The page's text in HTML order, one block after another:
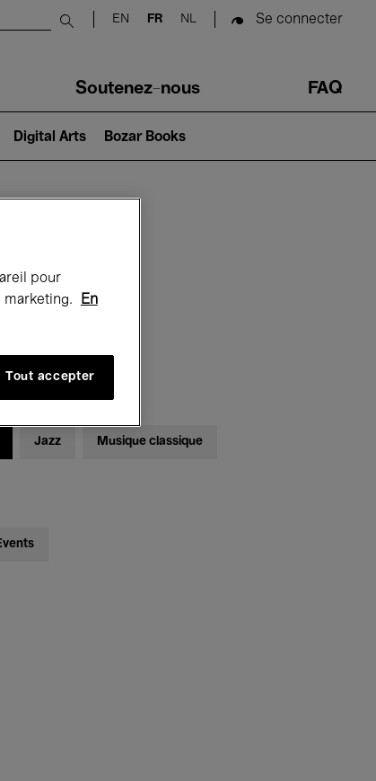
Submit search
EN FR NL Se connecter
Soutenez-nous FAQ
Digital Arts Bozar Books
Jazz Musique classique
pour
marketing.
En
Tout accepter